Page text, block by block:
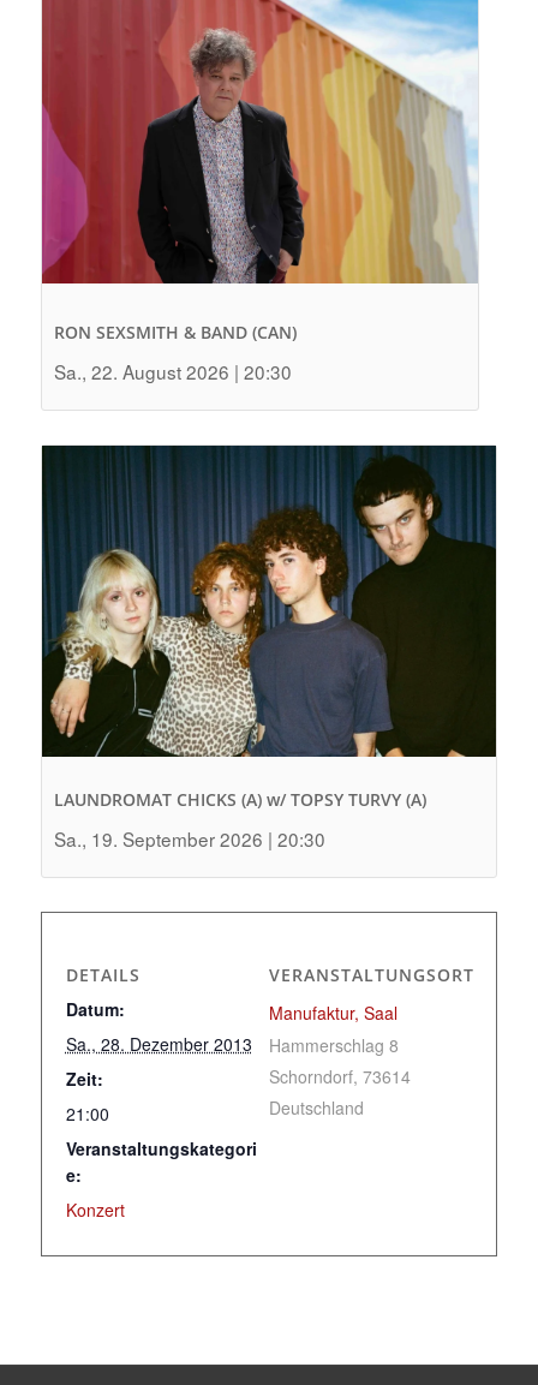
RON SEXSMITH & BAND (CAN)
Sa., 22. August 2026 | 20:30
LAUNDROMAT CHICKS (A) w/ TOPSY TURVY (A)
Sa., 19. September 2026 | 20:30
DETAILS
Datum:
Sa., 28. Dezember 2013
Zeit:
21:00
Veranstaltungskategori
e:
Konzert
VERANSTALTUNGSORT
Manufaktur, Saal
Hammerschlag 8
Schorndorf, 73614
Deutschland